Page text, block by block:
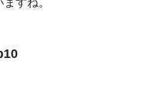
すね。